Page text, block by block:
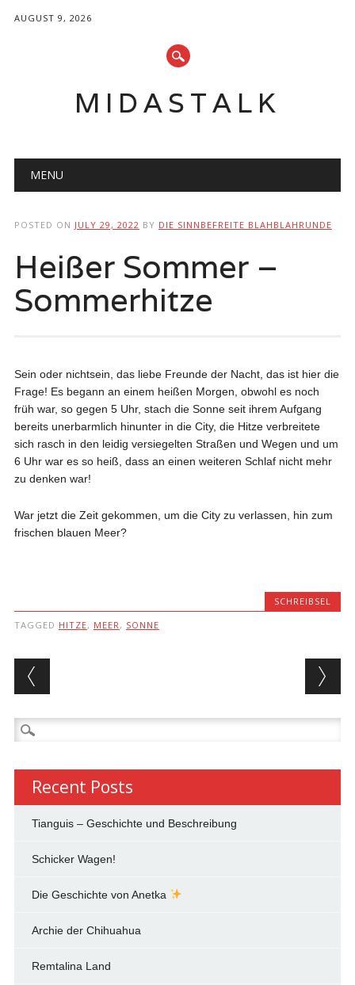
AUGUST 9, 2026
MIDASTALK
Main menu
MENU
POSTED ON JULY 29, 2022 BY DIE SINNBEFREITE BLAHBLAHRUNDE
Heißer Sommer –
Sommerhitze
Sein oder nichtsein, das liebe Freunde der Nacht, das ist hier die
Frage! Es begann an einem heißen Morgen, obwohl es noch
früh war, so gegen 5 Uhr, stach die Sonne seit ihrem Aufgang
bereits unerbarmlich hinunter in die City, die Hitze verbreitete
sich rasch in den leidig versiegelten Straßen und Wegen und um
6 Uhr war es so heiß, dass an einen weiteren Schlaf nicht mehr
zu denken war!
War jetzt die Zeit gekommen, um die City zu verlassen, hin zum
frischen blauen Meer?
SCHREIBSEL
TAGGED HITZE, MEER, SONNE
Post navigation
Search
for:
Recent Posts
Tianguis – Geschichte und Beschreibung
Schicker Wagen!
Die Geschichte von Anetka
Archie der Chihuahua
Remtalina Land